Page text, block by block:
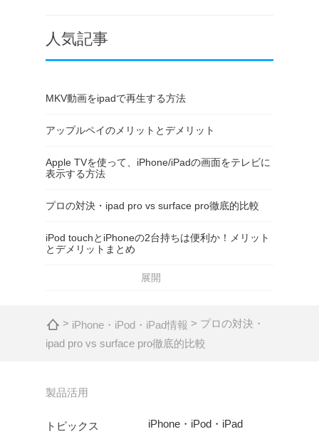
人気記事
MKV動画をipadで再生する方法
アップルペイのメリットとデメリット
Apple TVを使って、iPhone/iPadの画面をテレビに
表示する方法
プロの対決・ipad pro vs surface pro徹底的比較
iPod touchとiPhoneの2台持ちは便利か！メリット
とデメリットまとめ
展開
> iPhone・iPod・iPad情報 > プロの対決・
ipad pro vs surface pro徹底的比較
製品活用
トピックス
iPhone・iPod・iPad